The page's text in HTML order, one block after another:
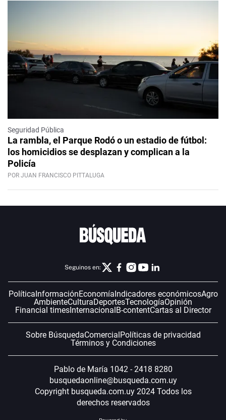
Seguridad Pública
La rambla, el Parque Rodó o un estadio de fútbol:
los homicidios se desplazan y complican a la
Policía
POR JUAN FRANCISCO PITTALUGA
Seguinos en:
Política InformaciónEconomía Indicadores económicosAgro
AmbienteCulturaDeportesTecnologíaOpinión
Financial timesInternacional B-contentCartas al Director
Sobre BúsquedaComercial Políticas de privacidad
Términos y Condiciones
Pablo de María 1042 - 2418 8280
busquedaonline@busqueda.com.uy
Copyright busqueda.com.uy 2024 Todos los
derechos reservados